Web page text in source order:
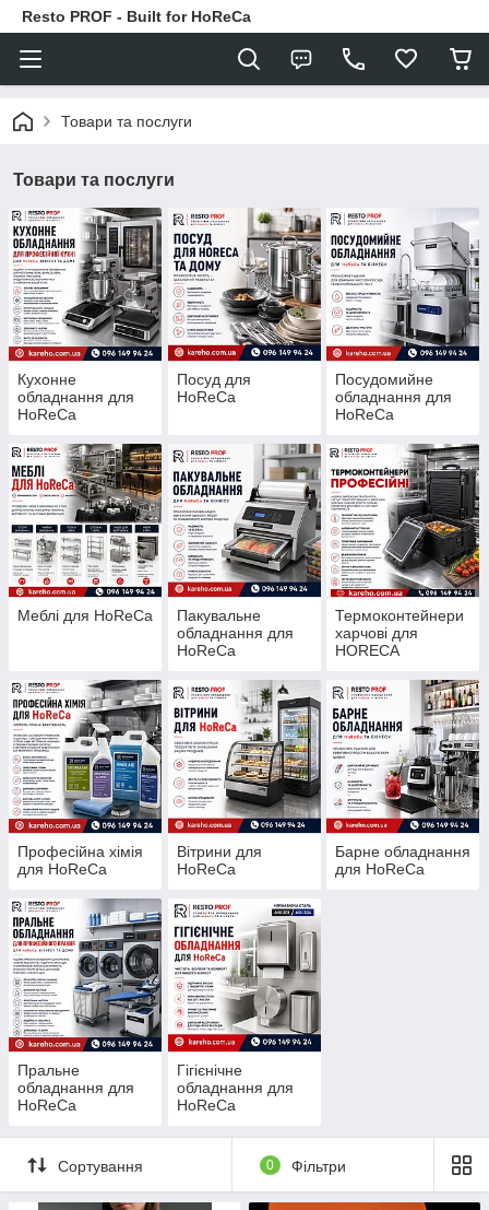
Resto PROF - Built for HoReCa
Товари та послуги
Товари та послуги
Кухонне
обладнання для
HoReCa
Посуд для
HoReCa
Посудомийне
обладнання для
HoReCa
Меблі для HoReCa
Пакувальне
обладнання для
HoReCa
Термоконтейнери
харчові для
HORECA
Професійна хімія
для HoReCa
Вітрини для
HoReCa
Барне обладнання
для HoReCa
Пральне
обладнання для
HoReCa
Гігієнічне
обладнання для
HoReCa
Сортування 0 Фільтри